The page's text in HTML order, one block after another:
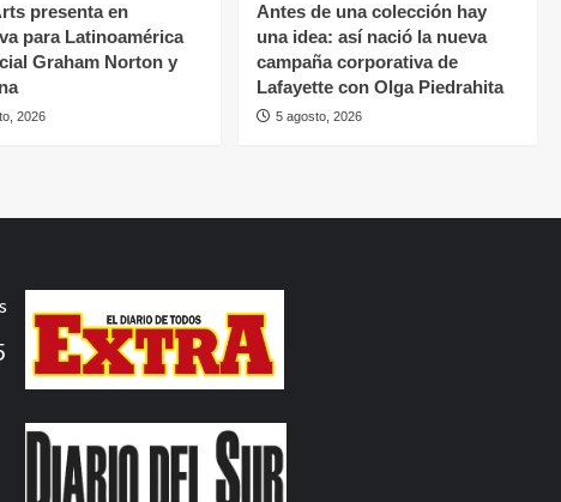
presenta en
para Latinoamérica
Graham Norton y
2026
Antes de una colección hay
una idea: así nació la nueva
campaña corporativa de
Lafayette con Olga Piedrahita
5 agosto, 2026